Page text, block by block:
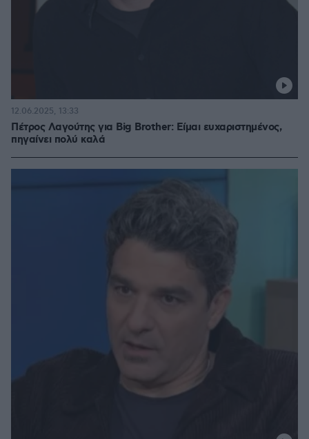
Πέτρος Λαγούτης για Big Brother: Είμαι ευχαριστημένος,
πηγαίνει πολύ καλά
12.06.2025, 13:33